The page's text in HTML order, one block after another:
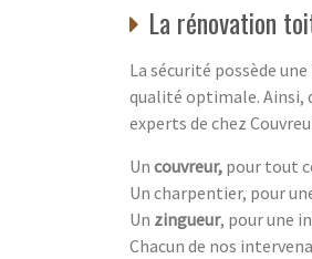
La rénovation
La sécurité possède
qualité optimale. Ainsi,
experts de chez
Un couvreur, pour tout
Un charpentier, pour
Un zingueur, pour une
Chacun de nos